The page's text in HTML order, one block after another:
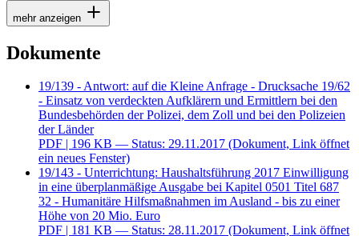
mehr anzeigen
Dokumente
19/139 - Antwort: auf die Kleine Anfrage - Drucksache 19/62
- Einsatz von verdeckten Aufklärern und Ermittlern bei den
Bundesbehörden der Polizei, dem Zoll und bei den Polizeien
der Länder
PDF | 196 KB — Status: 29.11.2017 (Dokument, Link öffnet
ein neues Fenster)
19/143 - Unterrichtung: Haushaltsführung 2017 Einwilligung
in eine überplanmäßige Ausgabe bei Kapitel 0501 Titel 687
32 - Humanitäre Hilfsmaßnahmen im Ausland - bis zu einer
Höhe von 20 Mio. Euro
PDF | 181 KB — Status: 28.11.2017 (Dokument, Link öffnet